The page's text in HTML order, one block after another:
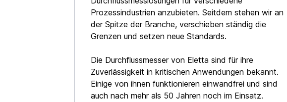
Prozessindustrien anzubieten. Seitdem stehen wir an
der Spitze der Branche, verschieben ständig die
Grenzen und setzen neue Standards.
Die Durchflussmesser von Eletta sind für ihre
Zuverlässigkeit in kritischen Anwendungen bekannt.
Einige von ihnen funktionieren einwandfrei und sind
auch nach mehr als 50 Jahren noch im Einsatz.